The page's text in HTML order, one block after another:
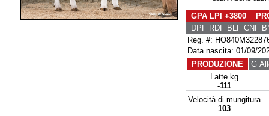
GPA LPI +3800
DPF RDF BLF CNF
Reg. #:
Data nascita: 01/09/
PRODUZIONE
G
Latte kg
-111
Velocità di mungitura
103